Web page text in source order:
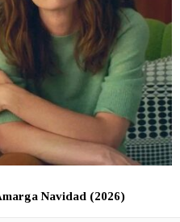
Navidad (2026)